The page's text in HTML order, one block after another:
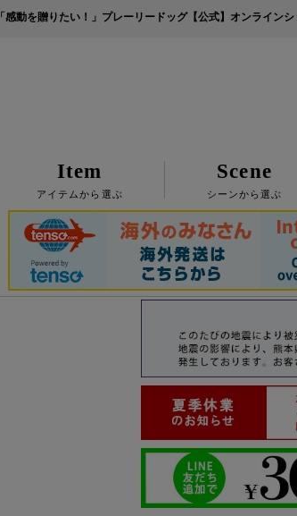
「感動を贈りたい！」プレーリードッグ【公式】オンライン
Item
アイテムから選ぶ
Scene
シーンから選ぶ
検索